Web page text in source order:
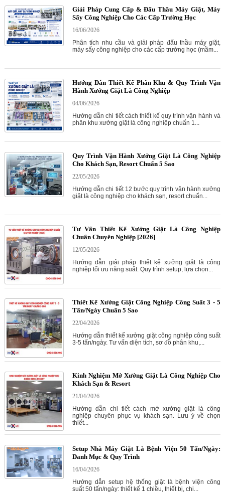
Giải Pháp Cung Cấp & Đấu Thầu Máy Giặt, Máy
Sấy Công Nghiệp Cho Các Cấp Trường Học
16/06/2026
Phân tích nhu cầu và giải pháp đấu thầu máy giặt,
máy sấy công nghiệp cho các cấp trường học (mầm...
Hướng Dẫn Thiết Kế Phân Khu & Quy Trình Vận
Hành Xưởng Giặt Là Công Nghiệp
04/06/2026
Hướng dẫn chi tiết cách thiết kế quy trình vận hành và
phân khu xưởng giặt là công nghiệp chuẩn 1...
Quy Trình Vận Hành Xưởng Giặt Là Công Nghiệp
Cho Khách Sạn, Resort Chuẩn 5 Sao
22/05/2026
Hướng dẫn chi tiết 12 bước quy trình vận hành xưởng
giặt là công nghiệp cho khách sạn, resort chuẩn...
Tư Vấn Thiết Kế Xưởng Giặt Là Công Nghiệp
Chuẩn Chuyên Nghiệp [2026]
12/05/2026
Hướng dẫn giải pháp thiết kế xưởng giặt là công
nghiệp tối ưu năng suất. Quy trình setup, lựa chọn...
Thiết Kế Xưởng Giặt Công Nghiệp Công Suất 3 - 5
Tấn/Ngày Chuẩn 5 Sao
22/04/2026
Hướng dẫn thiết kế xưởng giặt công nghiệp công suất
3-5 tấn/ngày. Tư vấn diện tích, sơ đồ phân khu,...
Kinh Nghiệm Mở Xưởng Giặt Là Công Nghiệp Cho
Khách Sạn & Resort
21/04/2026
Hướng dẫn chi tiết cách mở xưởng giặt là công
nghiệp chuyên phục vụ khách sạn. Lưu ý về chọn
thiết...
Setup Nhà Máy Giặt Là Bệnh Viện 50 Tấn/Ngày:
Danh Mục & Quy Trình
16/04/2026
Hướng dẫn setup hệ thống giặt là bệnh viện công
suất 50 tấn/ngày: thiết kế 1 chiều, thiết bị, chi...